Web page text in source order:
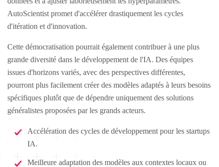
AutoScientist promet d'accélérer drastiquement les cycles
d'itération et d'innovation.
Cette démocratisation pourrait également contribuer à une plus
grande diversité dans le développement de l'IA. Des équipes
issues d'horizons variés, avec des perspectives différentes,
pourront plus facilement créer des modèles adaptés à leurs besoins
spécifiques plutôt que de dépendre uniquement des solutions
généralistes proposées par les grands acteurs.
Accélération des cycles de développement pour les startups
IA.
Meilleure adaptation des modèles aux contextes locaux ou